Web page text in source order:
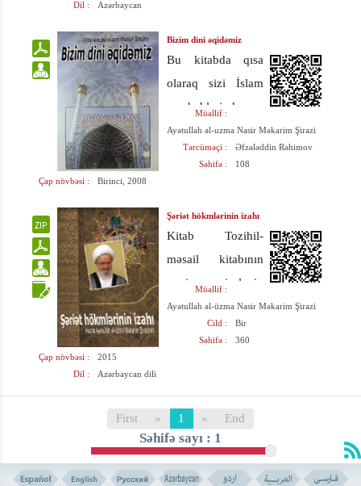
və s. özü-özünə yaranmışdır,
yoxsa bu rəsmlər mahir bir
rəssamın əli ilə hazırlanmışdır?
Dil :
Azərbaycan
Bizim dini əqidəmiz
Bu kitabda qısa
olaraq sizi İslam
məzhəblərindən
biri olan şiə
məzhəbinin
malik olduğu
Kitabda bəhslərin
aydın və sadə
şəkildə
mühitlərində
yararlı olan
kəlmələrin
işlədilməməsi,
Müəllif :
Ayətullah əl-uzma Nasir Məkarim Şirazi
Tərcüməçi :
Əfzələddin Rəhimov
Səhifə :
108
Çap növbəsi :
Birinci, 2008
Şəriət hökmlərinin izahı
Kitab Tozihil-
məsail kitabının
yəni risalənin
Azərbaycan
hökmləri geniş
şəkildə izah
olunur. İslamda
Müəllif :
Ayətullah əl-üzma Nasir Məkarim Şirazi
Cild :
Bir
Səhifə :
360
Çap növbəsi :
2015
Dil :
Azərbaycan dili
First » 1 « End
Səhifə sayı : 1